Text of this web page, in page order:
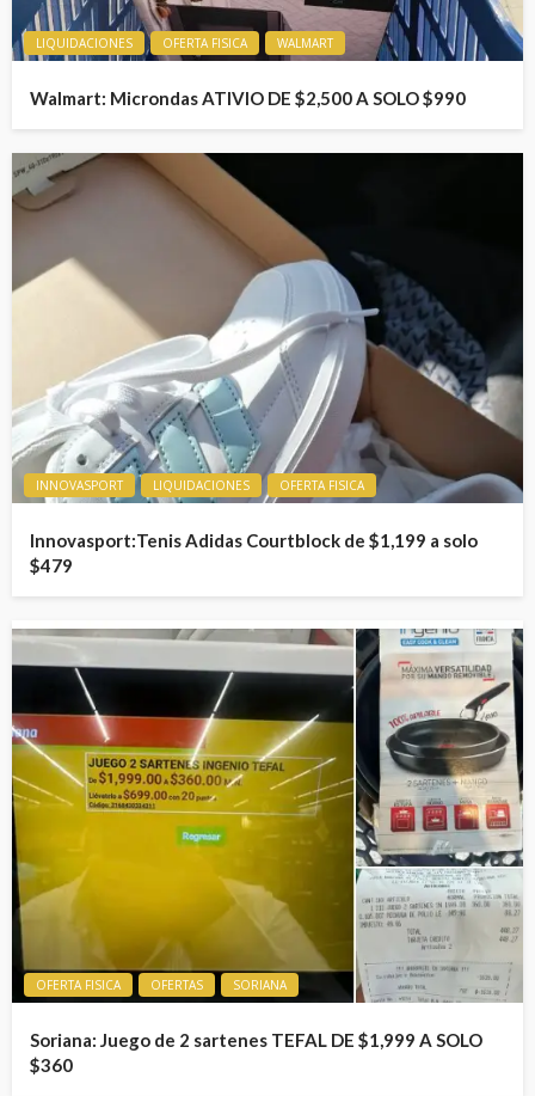
LIQUIDACIONES OFERTA FISICA WALMART
Walmart: Microndas ATIVIO DE $2,500 A SOLO $990
INNOVASPORT LIQUIDACIONES OFERTA FISICA
Innovasport:Tenis Adidas Courtblock de $1,199 a solo
$479
OFERTA FISICA OFERTAS SORIANA
Soriana: Juego de 2 sartenes TEFAL DE $1,999 A SOLO
$360